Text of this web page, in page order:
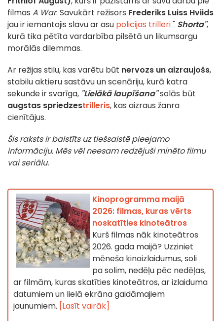
filmas A War. Savukārt režisors Frederiks Luiss Hviids
jau ir iemantojis slavu ar asu policijas trilleri" Shorta",
kurā tika pētīta vardarbība pilsētā un likumsargu
morālās dilemmas.
Ar režijas stilu, kas varētu būt nervozs un aizraujošs,
stabilu aktieru sastāvu un scenāriju, kurā katra
sekunde ir svarīga, "Lielākā laupīšana"solās būt
augstas spriedzestrilleris, kas aizraus žanra
cienītājus.
Šis raksts ir balstīts uz tiešsaistē pieejamo
informāciju. Mēs vēl neesam redzējuši minēto filmu
vai seriālu.
Kinoprogramma maijā
2026: filmas, kuras vērts
noskatīties kinoteātros
Kurš filmas nāk kinoteātros
2026. gada maijā? Uzziniet
mēneša kinoizlaidumus, soli
pa solim, nedēļu pēc nedēļas,
ar filmām, kuras skatīties kinoteātros, ar izlaiduma
datumiem un lielā ekrāna gaidāmajiem
jaunumiem. [Lasīt vairāk]